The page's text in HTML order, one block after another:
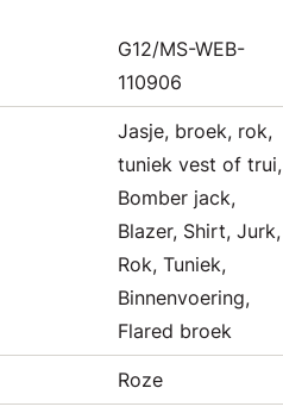
G12/MS-WEB-
110906
Jasje, broek, rok,
tuniek vest of trui,
Bomber jack,
Blazer, Shirt, Jurk,
Rok, Tuniek,
Binnenvoering,
Flared broek
Roze